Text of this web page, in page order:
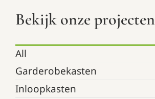
Bekijk onze projecten
All
Garderobekasten
Inloopkasten